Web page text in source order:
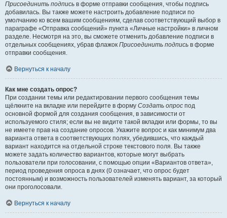
Присоединить подпись в форме отправки сообщения, чтобы подпись
добавилась. Вы также можете настроить добавление подписи по
умолчанию ко всем вашим сообщениям, сделав соответствующий выбор в
параграфе «Отправка сообщений» пункта «Личные настройки» в личном
разделе. Несмотря на это, вы сможете отменить добавление подписи в
отдельных сообщениях, убрав флажок Присоединить подпись в форме
отправки сообщения.
Вернуться к началу
Как мне создать опрос?
При создании темы или редактировании первого сообщения темы
щёлкните на вкладке или перейдите в форму Создать опрос под
основной формой для создания сообщения, в зависимости от
используемого стиля; если вы не видите такой вкладки или формы, то вы
не имеете прав на создание опросов. Укажите вопрос и как минимум два
варианта ответа в соответствующих полях, убедившись, что каждый
вариант находится на отдельной строке текстового поля. Вы также
можете задать количество вариантов, которые могут выбрать
пользователи при голосовании, с помощью опции «Вариантов ответа»,
период проведения опроса в днях (0 означает, что опрос будет
постоянным) и возможность пользователей изменять вариант, за который
они проголосовали.
Вернуться к началу